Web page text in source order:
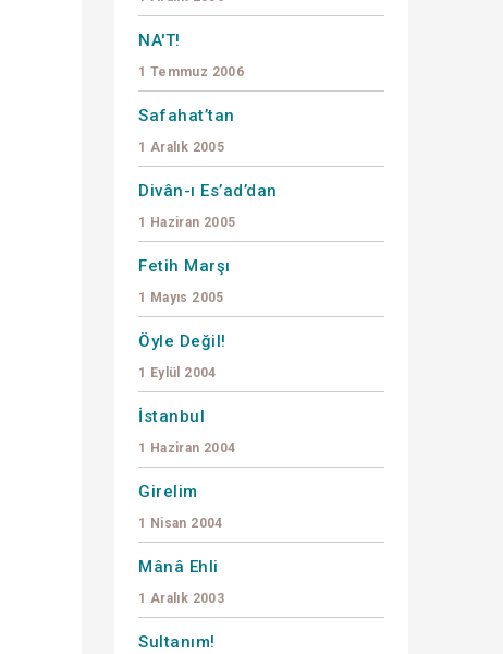
NA'T!
1 Temmuz 2006
Safahat’tan
1 Aralık 2005
Divân-ı Es’ad’dan
1 Haziran 2005
Fetih Marşı
1 Mayıs 2005
Öyle Değil!
1 Eylül 2004
İstanbul
1 Haziran 2004
Girelim
1 Nisan 2004
Mânâ Ehli
1 Aralık 2003
Sultanım!